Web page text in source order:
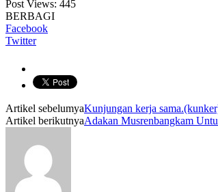
Post Views: 445
BERBAGI
Facebook
Twitter
Artikel sebelumyaKunjungan kerja
Artikel berikutnyaAdakan Musrenbangkam